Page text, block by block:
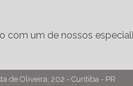
com um de nossos
de Oliveira, 202 - Curitiba - PR